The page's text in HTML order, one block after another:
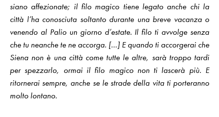
siano affezionate; il filo magico tiene legato anche chi la
città l’ha conosciuta soltanto durante una breve vacanza o
venendo al Palio un giorno d’estate. Il filo ti avvolge senza
che tu neanche te ne accorga. […] E quando ti accorgerai che
Siena non è una città come tutte le altre, sarà troppo tardi
per spezzarlo, ormai il filo magico non ti lascerà più. E
ritornerai sempre, anche se le strade della vita ti porteranno
molto lontano.